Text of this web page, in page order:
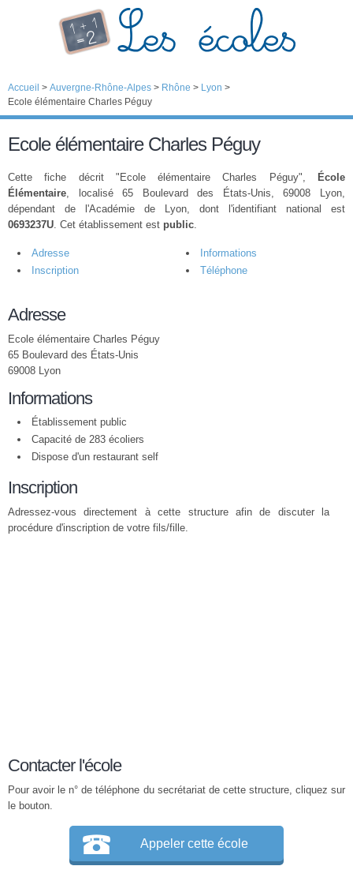
Accueil > Auvergne-Rhône-Alpes > Rhône > Lyon >
Ecole élémentaire Charles Péguy
Ecole élémentaire Charles Péguy
Cette fiche décrit "Ecole élémentaire Charles Péguy",
École
Élémentaire, localisé 65 Boulevard des États-Unis, 69008 Lyon,
dépendant de l'Académie de Lyon, dont l'identifiant national est
0693237U. Cet établissement est public.
Adresse
Informations
Inscription
Téléphone
Adresse
Ecole élémentaire Charles Péguy
65 Boulevard des États-Unis
69008 Lyon
Informations
Établissement public
Capacité de 283 écoliers
Dispose d'un restaurant self
Inscription
Adressez-vous directement à cette structure afin de discuter la
procédure d'inscription de votre fils/fille.
Contacter l'école
Pour avoir le n° de téléphone du secrétariat de cette structure, cliquez sur
le bouton.
Appeler cette école